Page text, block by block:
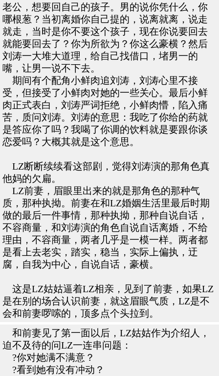
老公，想要回自己的孩子。男的说你凭什么，你
哪根葱？当初离婚你自己提的，说离就离，说走
就走，当时是你不要这个孩子，现在你说要回去
就能要回去了？你为所欲为？你这么豪横？然后
刘涛一大堆大道理，给自己找借口，堵男一的
嘴，让男一说不下去。
期间有个配角小鲜肉追刘涛，刘涛心里不接
受，但接受了小鲜肉对她的一些关心。最后小鲜
肉正式表白，刘涛严词拒绝，小鲜肉懵，陷入痛
苦，质问刘涛。刘涛的意思：我吃了你给的药就
是答应你了吗？我喝了你调的饮料就是要跟你谈
恋爱吗？大概其就是这个意思。
LZ断断续续看这部剧，觉得刘涛演的那角色真
他妈的欠扁。
LZ前妻，眉眼里出来的就是那角色的那种气
质，那种执拗。前妻在和LZ婚姻生活里最后时期
做的最后一件事情，那种执拗，那种自说自话，
不容商量，和刘涛演的角色自说自话离婚，不给
理由，不容商量，两者几乎是一模一样。两者都
是看上去老实，踏实，稳当，实际上偏执，迂
腐，自我为中心，自说自话，豪横。
这是LZ姑姑逼着LZ相亲，见到了前妻，如果LZ
是在别的场合认识前妻，就这眉眼气质，LZ是不
会和前妻啰嗦的，顶多点个头拉到。
和前妻见了第一面以后，LZ姑姑作为介绍人，
迫不及待的问LZ一连串问题：
?你对她满不满意？
?看到她有没有冲动？